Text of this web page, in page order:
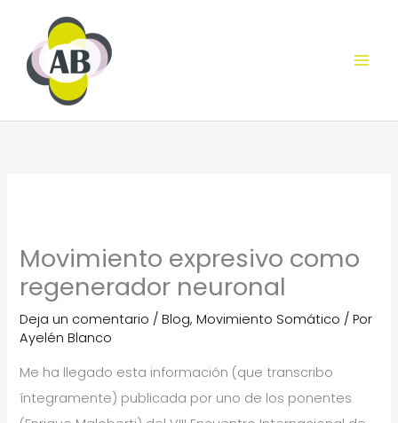
contenido
Movimiento expresivo como
regenerador neuronal
Deja un comentario /Blog,Movimiento Somático / Por
Ayelén Blanco
Me ha llegado esta información (que transcribo
íntegramente) publicada por uno de los ponentes